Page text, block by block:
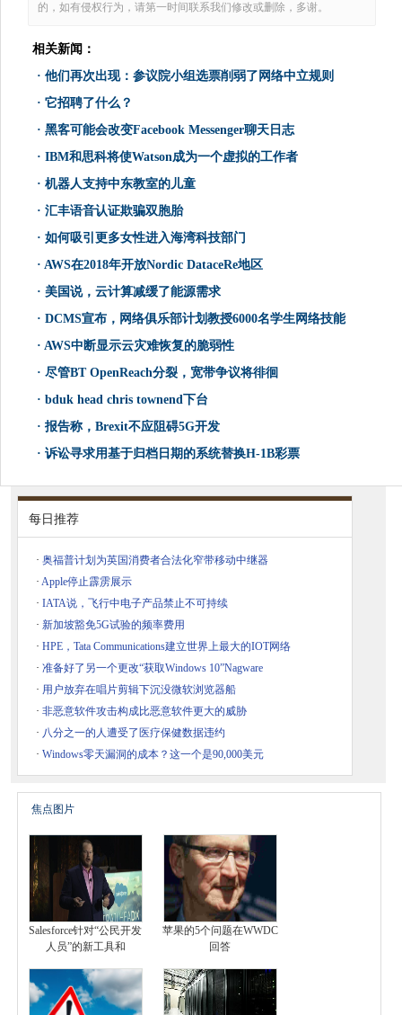
的，如有侵权行为，请第一时间联系我们修改或删除，多谢。
相关新闻：
· 他们再次出现：参议院小组选票削弱了网络中立规则
· 它招聘了什么？
· 黑客可能会改变Facebook Messenger聊天日志
· IBM和思科将使Watson成为一个虚拟的工作者
· 机器人支持中东教室的儿童
· 汇丰语音认证欺骗双胞胎
· 如何吸引更多女性进入海湾科技部门
· AWS在2018年开放Nordic DataceRe地区
· 美国说，云计算减缓了能源需求
· DCMS宣布，网络俱乐部计划教授6000名学生网络技能
· AWS中断显示云灾难恢复的脆弱性
· 尽管BT OpenReach分裂，宽带争议将徘徊
· bduk head chris townend下台
· 报告称，Brexit不应阻碍5G开发
· 诉讼寻求用基于归档日期的系统替换H-1B彩票
每日推荐
· 奥福普计划为英国消费者合法化窄带移动中继器
· Apple停止霹雳展示
· IATA说，飞行中电子产品禁止不可持续
· 新加坡豁免5G试验的频率费用
· HPE，Tata Communications建立世界上最大的IOT网络
· 准备好了另一个更改“获取Windows 10”Nagware
· 用户放弃在唱片剪辑下沉没微软浏览器船
· 非恶意软件攻击构成比恶意软件更大的威胁
· 八分之一的人遭受了医疗保健数据违约
· Windows零天漏洞的成本？这一个是90,000美元
焦点图片
Salesforce针对“公民开发
人员”的新工具和
苹果的5个问题在WWDC
回答